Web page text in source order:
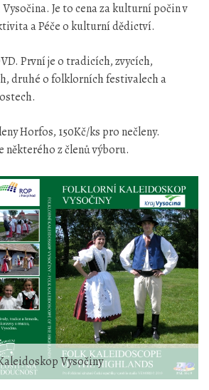
Je to cena za kulturní počin v
a Péče o kulturní dědictví.
První je o tradicích, zvycích,
druhé o folklorních festivalech a
Horfos, 150Kč/ks pro nečleny.
z členů výboru.
Vysočiny